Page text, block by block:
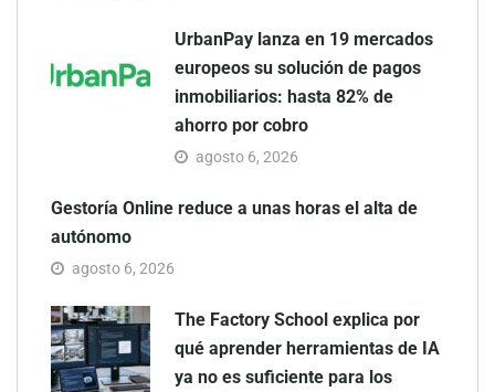
UrbanPay lanza en 19 mercados
europeos su solución de pagos
inmobiliarios: hasta 82% de
ahorro por cobro
agosto 6, 2026
Gestoría Online reduce a unas horas el alta de
autónomo
agosto 6, 2026
The Factory School explica por
qué aprender herramientas de IA
ya no es suficiente para los